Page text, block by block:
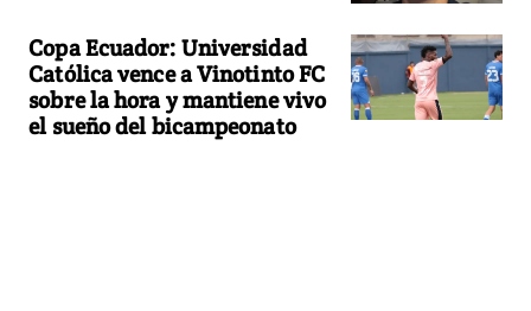
Copa Ecuador: Universidad
Católica vence a Vinotinto FC
sobre la hora y mantiene vivo
el sueño del bicampeonato